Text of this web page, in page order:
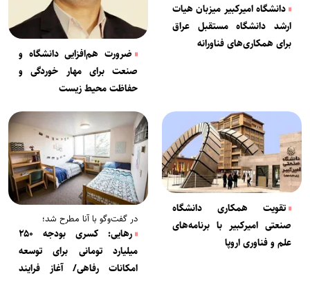
دانشگاه امیرکبیر میزبان هیات
ارشد دانشگاه مستقبل عراق
برای همکاری‌های فناورانه
ضرورت هم‌افزایی دانشگاه و
صنعت برای مهار خوردگی و
حفاظت محیط زیست
تقویت همکاری دانشگاه
صنعتی امیرکبیر با برنامه‌های
علم و فناوری اروپا
در گفت‌وگو با آنا مطرح شد؛
رهایی: کسری بودجه ۲۵۰
میلیارد تومانی برای توسعه
امکانات رفاهی/ آغاز فرایند